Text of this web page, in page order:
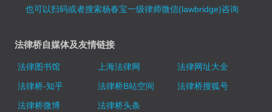
也可以扫码或者搜索杨春宝一级律师微信(lawbridge)咨询
法律桥自媒体及友情链接
法律图书馆 上海法律网
法律网址大全
法律桥-知乎
法律桥B站空间
法律桥搜狐号
法律桥微博
法律桥头条